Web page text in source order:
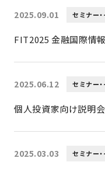
2025.09.01 セミナー
FIT2025 金融国際情
2025.06.12 セミナー
個人投資家向け説明
2025.03.03 セミナー